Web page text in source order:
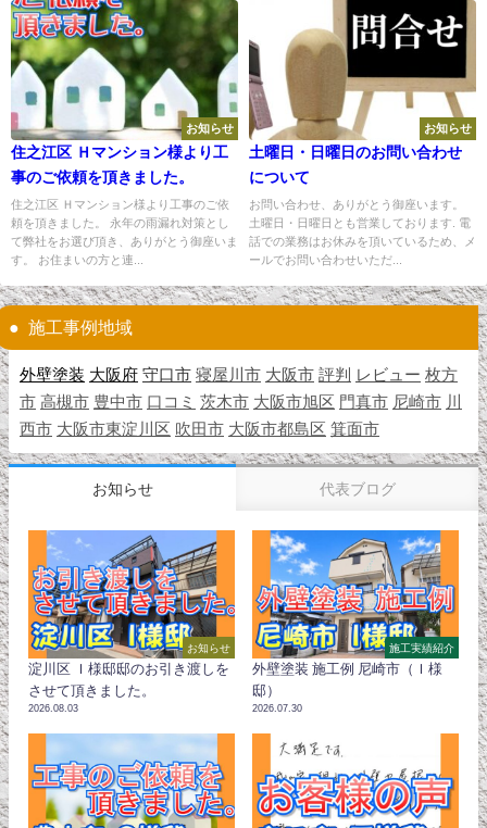
お知らせ
住之江区 Ｈマンション様より工
事のご依頼を頂きました。
住之江区 Ｈマンション様より工事のご依
頼を頂きました。 永年の雨漏れ対策とし
て弊社をお選び頂き、ありがとう御座いま
す。 お住まいの方と連...
お知らせ
土曜日・日曜日のお問い合わせ
について
お問い合わせ、ありがとう御座います。
土曜日・日曜日とも営業しております. 電
話での業務はお休みを頂いているため、メ
ールでお問い合わせいただ...
施工事例地域
外壁塗装 大阪府 守口市 寝屋川市 大阪市 評判 レビュー 枚方
市 高槻市 豊中市 口コミ 茨木市 大阪市旭区 門真市 尼崎市 川
西市 大阪市東淀川区 吹田市 大阪市都島区 箕面市
お知らせ 代表ブログ
お知らせ
淀川区 Ｉ様邸邸のお引き渡しを
させて頂きました。
2026.08.03
施工実績紹介
外壁塗装 施工例 尼崎市（Ｉ様
邸）
2026.07.30